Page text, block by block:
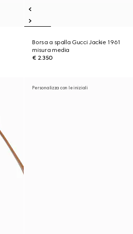
Borsa a spalla Gucci Jackie 1961
misura media
€ 2.350
Personalizza con le iniziali